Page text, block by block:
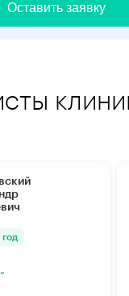
Оставить заявку
год